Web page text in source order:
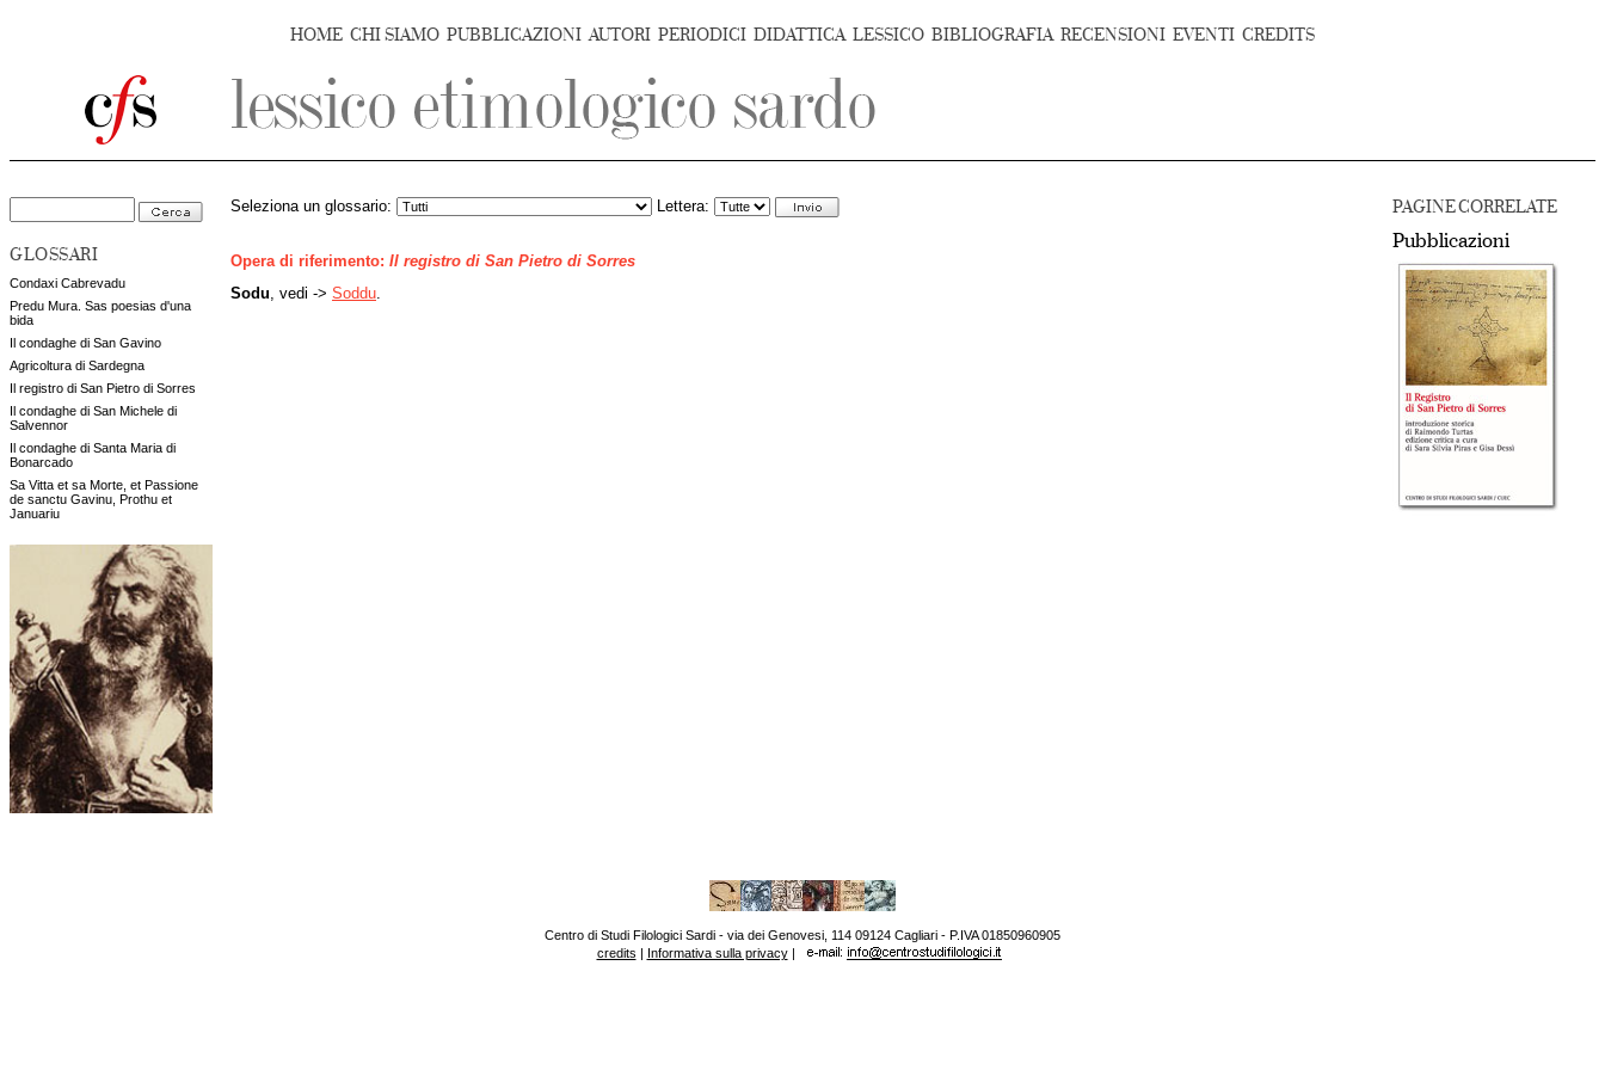
HOME CHI SIAMO PUBBLICAZIONI AUTORI PERIODICI DIDATTICA LESSICO BIBLIOGRAFIA RECENSIONI EVENTI CREDITS
GLOSSARI
Condaxi Cabrevadu
Predu Mura. Sas poesias d'una
bida
Il condaghe di San Gavino
Agricoltura di Sardegna
Il registro di San Pietro di Sorres
Il condaghe di San Michele di
Salvennor
Il condaghe di Santa Maria di
Bonarcado
Sa Vitta et sa Morte, et Passione
de sanctu Gavinu, Prothu et
Januariu
PAGINE CORRELATE
Pubblicazioni
Seleziona un glossario: Lettera:
Opera di riferimento: Il registro di San Pietro di Sorres
Sodu , vedi -> Soddu
Centro di Studi Filologici Sardi - via dei Genovesi, 114 09124 Cagliari - P.IVA 01850960905
credits | Informativa sulla privacy|